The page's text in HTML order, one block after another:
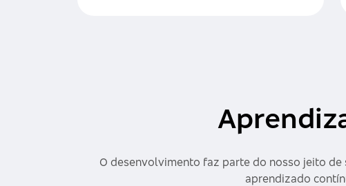
O desenvolvimento faz parte do nosso jeito de
aprendizado